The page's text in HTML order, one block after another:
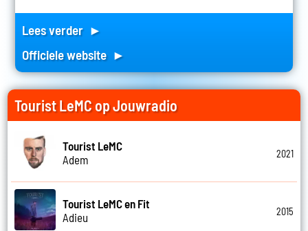
Lees verder ►
Officiele website ►
Tourist LeMC op Jouwradio
Tourist LeMC
Adem
2021
Tourist LeMC en Fit
Adieu
2015